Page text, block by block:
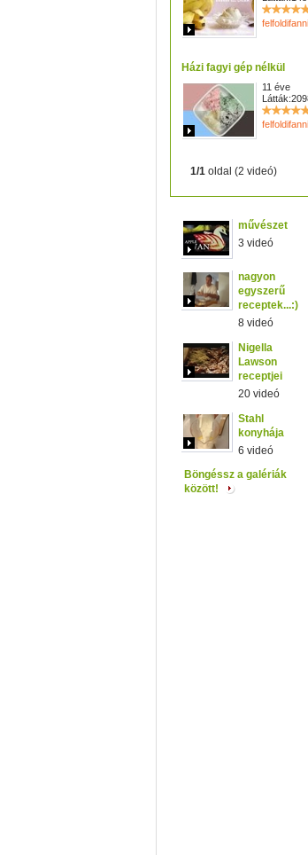
felfoldifanni
Házi fagyi gép nélkül
11 éve
felfoldifanni
1/1 oldal (2 videó)
művészet
3 videó
nagyon
egyszerű
receptek...:)
8 videó
Nigella
Lawson
receptjei
20 videó
Stahl
konyhája
6 videó
Böngéssz a galériák
között!